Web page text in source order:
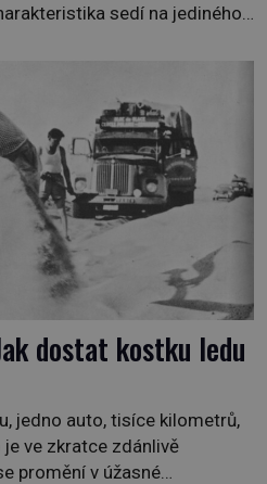
sedí na jediného
už celá staletí. Zvíře
dosahuje […]
dostat kostku ledu
jedno auto, tisíce kilometrů,
ve zkratce zdánlivě
promění v úžasné